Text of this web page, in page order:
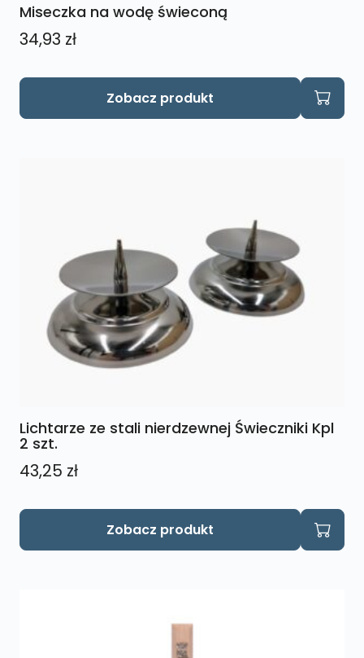
Miseczka na wodę świeconą
34,93 zł
Zobacz produkt
Lichtarze ze stali nierdzewnej Świeczniki Kpl
2 szt.
43,25 zł
Zobacz produkt